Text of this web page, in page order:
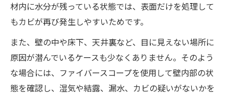
材内に水分が残っている状態では、表面だけを処理して
もカビが再び発生しやすいためです。
また、壁の中や床下、天井裏など、目に見えない場所に
原因が潜んでいるケースも少なくありません。そのよう
な場合には、ファイバースコープを使用して壁内部の状
態を確認し、湿気や結露、漏水、カビの疑いがないかを